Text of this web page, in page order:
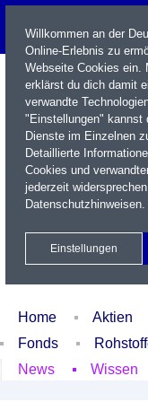
Name / WKN / ISIN / Kürzel
Xetra Realtime
Home Aktien
Fonds
News
Wissen
Willkommen an der
Online-Erlebnis zu
Webseite Cookies ein.
erklärst du dich damit
verwandte
"Einstellungen" kannst
Dienste im Einzelnen
Detaillierte
Cookies und
jederzeit
Datenschutzhinweisen.
Einstellungen